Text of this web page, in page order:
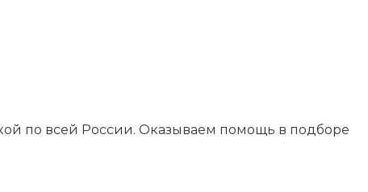
по всей России. Оказываем помощь в подборе